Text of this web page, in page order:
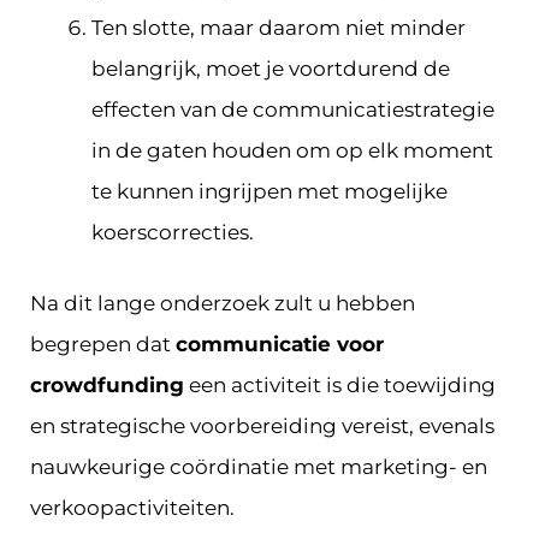
Ten slotte, maar daarom niet minder
belangrijk, moet je voortdurend de
effecten van de communicatiestrategie
in de gaten houden om op elk moment
te kunnen ingrijpen met mogelijke
koerscorrecties.
Na dit lange onderzoek zult u hebben
begrepen dat communicatie voor
crowdfunding een activiteit is die toewijding
en strategische voorbereiding vereist, evenals
nauwkeurige coördinatie met marketing- en
verkoopactiviteiten.